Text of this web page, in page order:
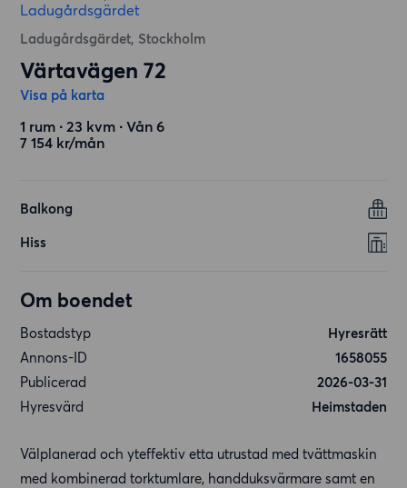
Ladugårdsgärdet
Ladugårdsgärdet, Stockholm
Värtavägen 72
Visa på karta
1 rum ∙ 23 kvm ∙ Vån 6
7 154 kr/mån
Balkong
Hiss
Om boendet
Bostadstyp
Hyresrätt
Annons-ID
1658055
Publicerad
2026-03-31
Hyresvärd
Heimstaden
Välplanerad och yteffektiv etta utrustad med tvättmaskin
med kombinerad torktumlare, handduksvärmare samt en